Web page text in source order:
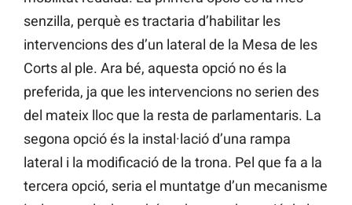
senzilla, perquè es tractaria d’habilitar les
intervencions des d’un lateral de la Mesa de les
Corts al ple. Ara bé, aquesta opció no és la
preferida, ja que les intervencions no serien des
del mateix lloc que la resta de parlamentaris. La
segona opció és la instal·lació d’una rampa
lateral i la modificació de la trona. Pel que fa a la
tercera opció, seria el muntatge d’un mecanisme